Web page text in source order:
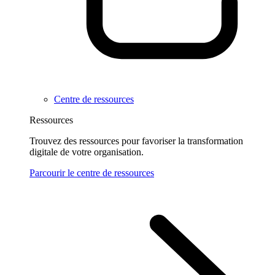
Centre de ressources
Ressources
Trouvez des ressources pour favoriser la transformation
digitale de votre organisation.
Parcourir le centre de ressources